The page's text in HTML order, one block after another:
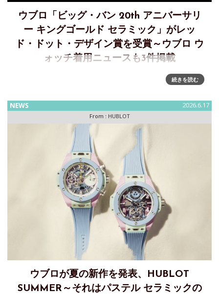
ウブロ「ビッグ・バン 20th アニバーサリ
ー キングゴールド セラミック」がレッ
ド・ドット・デザイン賞を受賞～ウブロ ウ
ォッチ着用ニュースも3件掲載
ウブロの「ビッグ・バン 20th アニバーサリー キングゴール
ド セラミック」が、レッド・ドット・デザイン賞 プロダクト
ングゴールド セラミック」が、卓越したデザイン、技術的
続きを読む
NEWS 2026.6.17
From : HUBLOT
ウブロが夏の新作を発表、HUBLOT
SUMMER～それはパステル セラミックの